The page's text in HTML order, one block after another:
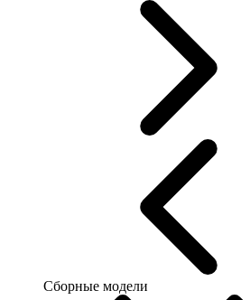
Сборные модели